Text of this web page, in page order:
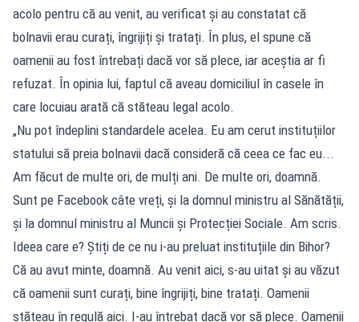
acolo pentru că au venit, au verificat și au constatat că
bolnavii erau curați, îngrijiți și tratați. În plus, el spune că
oamenii au fost întrebați dacă vor să plece, iar aceștia ar fi
refuzat. În opinia lui, faptul că aveau domiciliul în casele în
care locuiau arată că stăteau legal acolo.
„Nu pot îndeplini standardele acelea. Eu am cerut instituțiilor
statului să preia bolnavii dacă consideră că ceea ce fac eu...
Am făcut de multe ori, de mulți ani. De multe ori, doamnă.
Sunt pe Facebook câte vreți, și la domnul ministru al Sănătății,
și la domnul ministru al Muncii și Protecției Sociale. Am scris.
Ideea care e? Știți de ce nu i-au preluat instituțiile din Bihor?
Că au avut minte, doamnă. Au venit aici, s-au uitat și au văzut
că oamenii sunt curați, bine îngrijiți, bine tratați. Oamenii
stăteau în regulă aici. I-au întrebat dacă vor să plece. Oamenii